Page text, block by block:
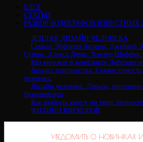
БЛОГ
СТАТЬИ
РАЗБОР БОДИГРАФОВ
ЗЕНДАЯ ДИЗАЙН ЧЕЛОВЕКА
Сериал Эйфория Актеры: Джейкоб
Суини, Алекса Деми, Хантер Шеффер.
Кто виноват в конфликте Лебедева
Анализ партнерства.
человека.
Дизайн человека: Деньги,
Ihumandesign
Как выбрать книгу по типу
ФИЛИПП КИРКОРОВ
УВЕДОМИТЬ О НОВИНКАХ